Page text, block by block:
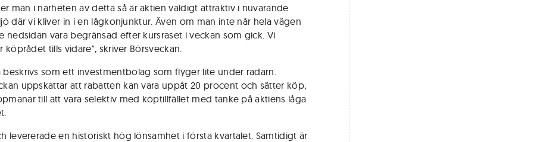
man i närheten av detta så är aktien väldigt attraktiv i nuvarande
där vi kliver in i en lågkonjunktur. Även om man inte når hela vägen
nedsidan vara begränsad efter kursraset i veckan som gick. Vi
köprådet tills vidare", skriver Börsveckan.
beskrivs som ett investmentbolag som flyger lite under radarn.
uppskattar att rabatten kan vara uppåt 20 procent och sätter köp,
till att vara selektiv med köptillfället med tanke på aktiens låga
levererade en historiskt hög lönsamhet i första kvartalet. Samtidigt är